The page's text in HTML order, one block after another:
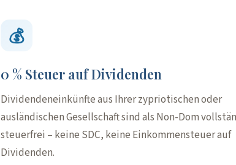
💰
0 % Steuer auf Dividenden
Dividendeneinkünfte aus Ihrer zypriotischen oder
ausländischen Gesellschaft sind als Non-Dom
steuerfrei – keine SDC, keine Einkommensteuer auf
Dividenden.